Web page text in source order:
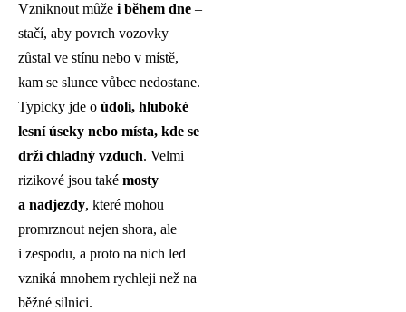
Vzniknout může i během dne –
stačí, aby povrch vozovky
zůstal ve stínu nebo v místě,
kam se slunce vůbec nedostane.
Typicky jde o údolí, hluboké
lesní úseky nebo místa, kde se
drží chladný vzduch. Velmi
rizikové jsou také mosty
a nadjezdy, které mohou
promrznout nejen shora, ale
i zespodu, a proto na nich led
vzniká mnohem rychleji než na
běžné silnici.